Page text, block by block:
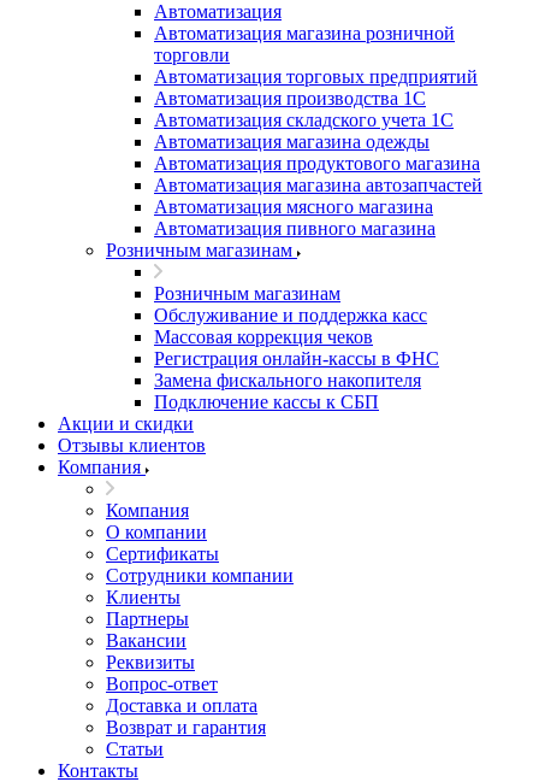
Автоматизация
Автоматизация магазина розничной
торговли
Автоматизация торговых предприятий
Автоматизация производства 1С
Автоматизация складского учета 1C
Автоматизация магазина одежды
Автоматизация продуктового магазина
Автоматизация магазина автозапчастей
Автоматизация мясного магазина
Автоматизация пивного магазина
Розничным магазинам
Розничным магазинам
Обслуживание и поддержка касс
Массовая коррекция чеков
Регистрация онлайн-кассы в ФНС
Замена фискального накопителя
Подключение кассы к СБП
Акции и скидки
Отзывы клиентов
Компания
Компания
О компании
Сертификаты
Сотрудники компании
Клиенты
Партнеры
Вакансии
Реквизиты
Вопрос-ответ
Доставка и оплата
Возврат и гарантия
Статьи
Контакты